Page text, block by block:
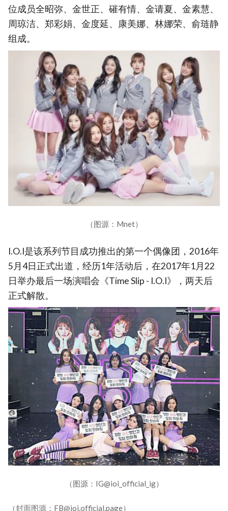
位成员全昭弥、金世正、磪有情、金请夏、金素慧、
周琼洁、郑彩娟、金度延、康美娜、林娜荣、俞琏静
组成。
（图源：Mnet）
I.O.I是该系列节目成功推出的第一个偶像团，2016年
5月4日正式出道，经历1年活动后，在2017年1月22
日举办最后一场演唱会《Time Slip - I.O.I》，两天后
正式解散。
（图源：IG@ioi_official_ig）
（封面图源：FB@ioi.official.page）